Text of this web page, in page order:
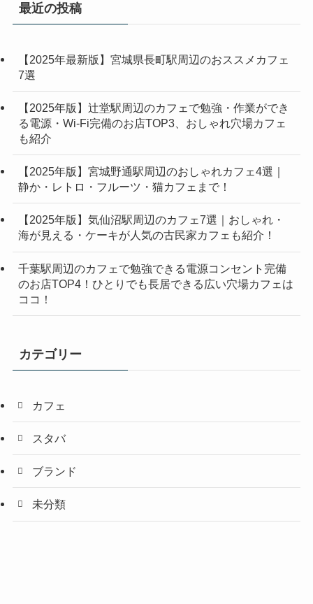
最近の投稿
【2025年最新版】宮城県長町駅周辺のおススメカフェ
7選
【2025年版】辻堂駅周辺のカフェで勉強・作業ができ
る電源・Wi-Fi完備のお店TOP3、おしゃれ穴場カフェ
も紹介
【2025年版】宮城野通駅周辺のおしゃれカフェ4選｜
静か・レトロ・フルーツ・猫カフェまで！
【2025年版】気仙沼駅周辺のカフェ7選｜おしゃれ・
海が見える・ケーキが人気の古民家カフェも紹介！
千葉駅周辺のカフェで勉強できる電源コンセント完備
のお店TOP4！ひとりでも長居できる広い穴場カフェは
ココ！
カテゴリー
カフェ
スタバ
ブランド
未分類